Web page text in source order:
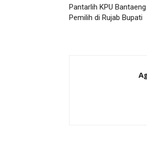
Pantarlih KPU
Pemilih di Rujab Bupati